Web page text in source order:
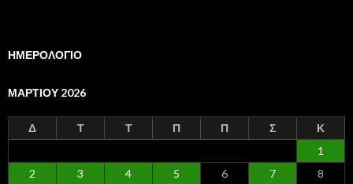
ΗΜΕΡΟΛΟΓΙΟ
ΜΑΡΤΊΟΥ 2026
Δ Τ Τ Π Π Σ Κ
1
2
3 4 5 6 7
8